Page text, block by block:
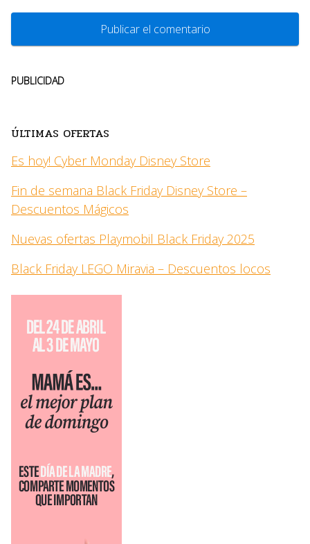
PUBLICIDAD
ÚLTIMAS OFERTAS
Es hoy! Cyber Monday Disney Store
Fin de semana Black Friday Disney Store –
Descuentos Mágicos
Nuevas ofertas Playmobil Black Friday 2025
Black Friday LEGO Miravia – Descuentos locos